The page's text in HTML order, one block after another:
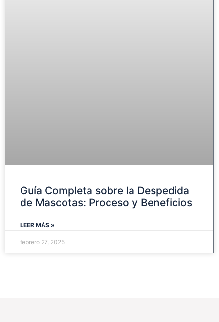
Guía Completa sobre la Despedida
de Mascotas: Proceso y Beneficios
LEER MÁS »
febrero 27, 2025